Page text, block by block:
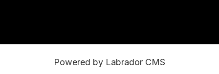
Powered by Labrador CMS